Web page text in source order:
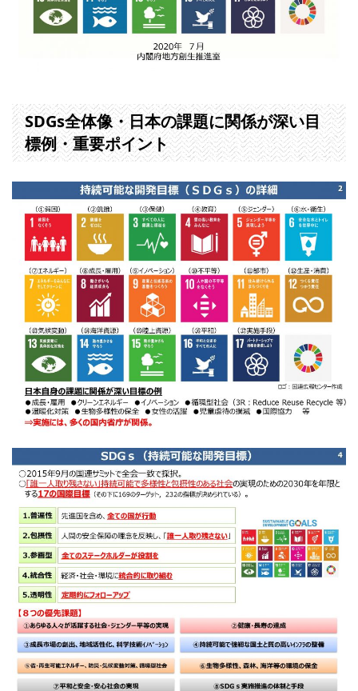
SDGs全体像・日本の課題に関係が深い目
標例・重要ポイント